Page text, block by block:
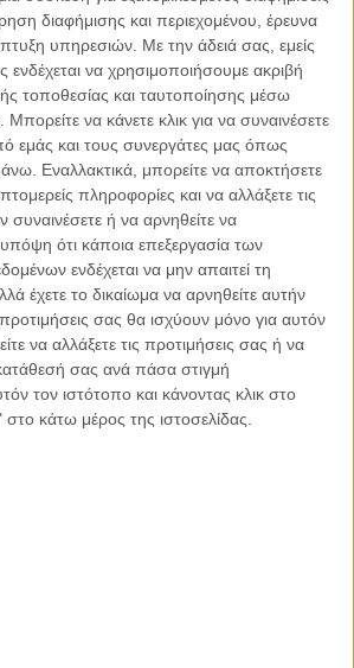
διαφήμισης και περιεχομένου, έρευνα
υπηρεσιών. Με την άδειά σας, εμείς
ενδέχεται να χρησιμοποιήσουμε ακριβή
τοποθεσίας και ταυτοποίησης μέσω
να κάνετε κλικ για να συναινέσετε
εμάς και τους συνεργάτες μας όπως
Εναλλακτικά, μπορείτε να αποκτήσετε
πληροφορίες και να αλλάξετε τις
συναινέσετε ή να αρνηθείτε να
ότι κάποια επεξεργασία των
ενδέχεται να μην απαιτεί τη
έχετε το δικαίωμα να αρνηθείτε αυτήν
σας θα ισχύουν μόνο για αυτόν
να αλλάξετε τις προτιμήσεις σας ή να
σας ανά πάσα στιγμή
τον ιστότοπο και κάνοντας κλικ στο
κάτω μέρος της ιστοσελίδας.
Πανούσης
μόνοι αθώοι
Ντακανάλης
Η Κορυφή του Παγόβουνου
Κοινωνίας που βράζει
Πανούσης
ή άγουροι
– Άρθρο – παρέμβαση
Propago του Γιάννη Πανούση